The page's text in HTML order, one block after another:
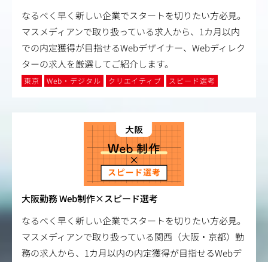
なるべく早く新しい企業でスタートを切りたい方必見。
マスメディアンで取り扱っている求人から、1カ月以内
での内定獲得が目指せるWebデザイナー、Webディレク
ターの求人を厳選してご紹介します。
東京 Web・デジタル クリエイティブ スピード選考
大阪勤務 Web制作×スピード選考
なるべく早く新しい企業でスタートを切りたい方必見。
マスメディアンで取り扱っている関西（大阪・京都）勤
務の求人から、1カ月以内の内定獲得が目指せるWebデ